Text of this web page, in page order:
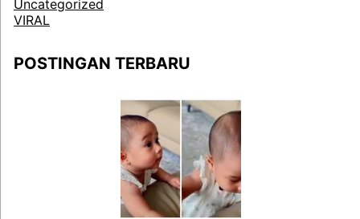
Uncategorized
VIRAL
POSTINGAN TERBARU